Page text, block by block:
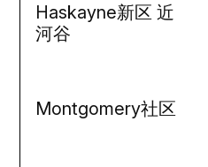
Haskayne新区 近
河谷
Montgomery社区